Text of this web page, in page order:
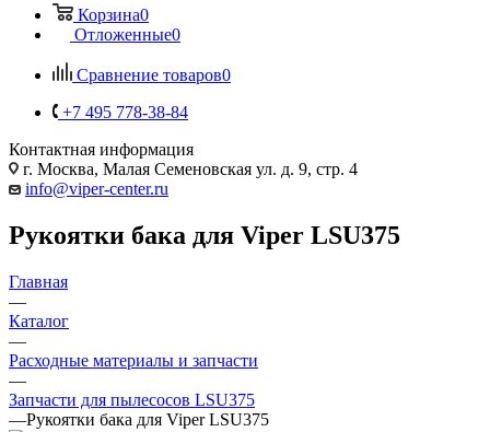
Корзина0
Отложенные0
Сравнение товаров0
+7 495 778-38-84
Контактная информация
г. Москва, Малая Семеновская ул. д. 9, стр. 4
info@viper-center.ru
Рукоятки бака для Viper LSU375
Главная
—
Каталог
—
Расходные материалы и запчасти
—
Запчасти для пылесосов LSU375
—Рукоятки бака для Viper LSU375